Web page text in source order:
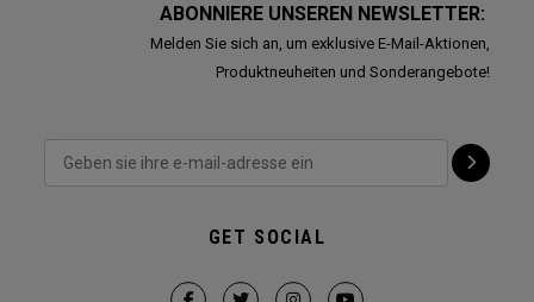
ABONNIERE UNSEREN NEWSLETTER:
Melden Sie sich an, um exklusive E-Mail-Aktionen,
Produktneuheiten und Sonderangebote!
GET SOCIAL